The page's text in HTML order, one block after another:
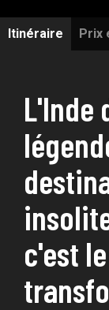
IMPRIMER
Itinéraire Prix
L'Inde
c'est